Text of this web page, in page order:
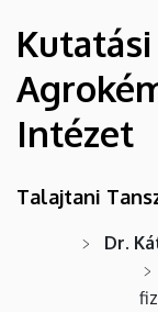
Intézet
és
Intézet
Talajtani
Dr.